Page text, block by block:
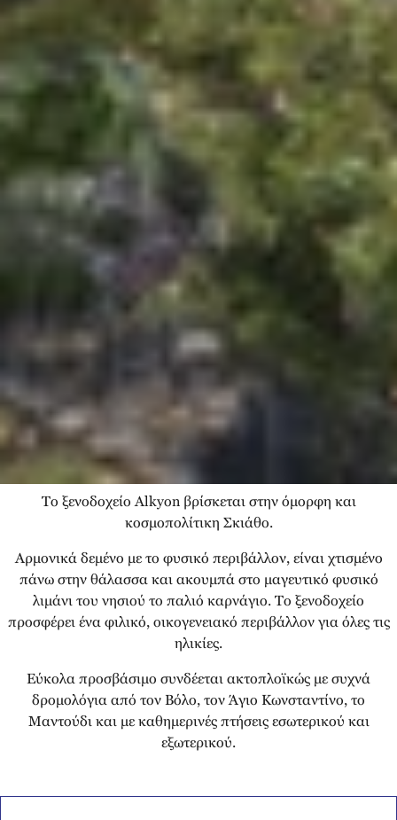
Το ξενοδοχείο Alkyon βρίσκεται στην όμορφη και
κοσμοπολίτικη Σκιάθο.
Αρμονικά δεμένο με το φυσικό περιβάλλον, είναι χτισμένο
πάνω στην θάλασσα και ακουμπά στο μαγευτικό φυσικό
λιμάνι του νησιού το παλιό καρνάγιο. Το ξενοδοχείο
προσφέρει ένα φιλικό, οικογενειακό περιβάλλον για όλες τις
ηλικίες.
Εύκολα προσβάσιμο συνδέεται ακτοπλοϊκώς με συχνά
δρομολόγια από τον Βόλο, τον Άγιο Κωνσταντίνο, το
Μαντούδι και με καθημερινές πτήσεις εσωτερικού και
εξωτερικού.